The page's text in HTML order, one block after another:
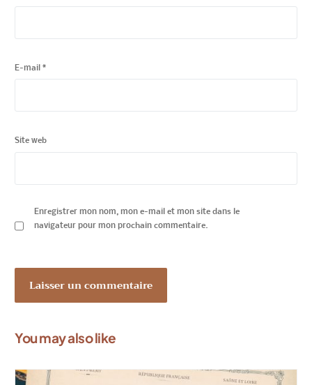
E-mail*
Site web
Enregistrer mon nom, mon e-mail et mon site dans le
navigateur pour mon prochain commentaire.
You may also like